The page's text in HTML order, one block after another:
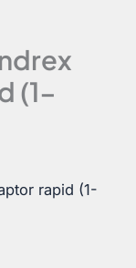
(1-
rapid (1-